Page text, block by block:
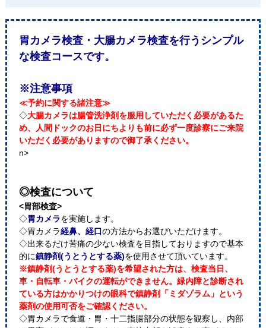
胃カメラ検査・大腸カメラ検査を行うシンプル
な検査コースです。
※注意事項
≪予約に関する諸注意≫
◇大腸カメラは腸管洗浄剤を服用していただく必要があるた
め、人間ドックのお日にちよりも前に必ず一度診察にご来院
いただく必要がありますので御了承ください。
n>
◎検査について
<胃部検査>
◇胃カメラを実施します。
◇胃カメラ経鼻、経口の方法からお選びいただけます。
◇出来るだけ苦痛の少ない検査を目指しておりますので基本
的に鎮静剤(うとうとする薬)を使用させて頂いています。
※鎮静剤(うとうとする薬)を希望された方は、検査当日、
車・自転車・バイクの運転ができません。緑内障と診断され
ている方はかかりつけの眼科で鎮静剤「ミダゾラム」という
薬剤の使用可否をご確認ください。
◇胃カメラで食道・胃・十二指腸部分の状態を観察し、内部